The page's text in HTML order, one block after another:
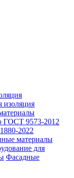
изоляция
ГОСТ 9573-2012
2022
материалы
для
Фасадные